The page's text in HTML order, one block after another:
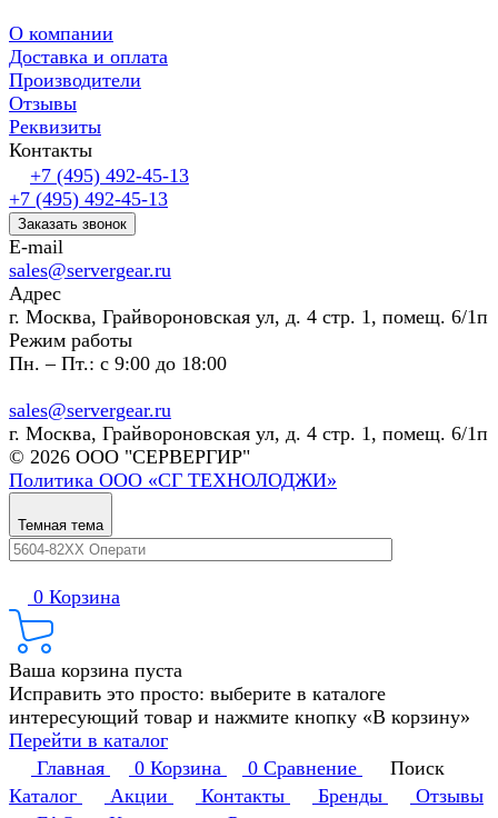
О компании
Доставка и оплата
Производители
Отзывы
Реквизиты
Контакты
+7 (495) 492-45-13
+7 (495) 492-45-13
Заказать звонок
E-mail
sales@servergear.ru
Адрес
г. Москва, Грайвороновская ул, д. 4 стр. 1, помещ. 6/1п
Режим работы
Пн. – Пт.: с 9:00 до 18:00
sales@servergear.ru
г. Москва, Грайвороновская ул, д. 4 стр. 1, помещ. 6/1п
© 2026 ООО "СЕРВЕРГИР"
Политика ООО «СГ ТЕХНОЛОДЖИ»
Темная тема
0 Корзина
Ваша корзина пуста
Исправить это просто: выберите в каталоге
интересующий товар и нажмите кнопку «В корзину»
Перейти в каталог
Главная
0 Корзина 0 Сравнение
Поиск
Каталог
Акции Контакты Бренды
Отзывы